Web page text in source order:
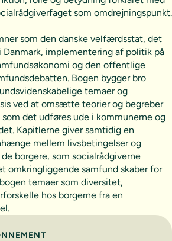
som omdrejningspunkt.
som den danske velfærdsstat, det
Danmark, implementering af politik på
og den offentlige
Bogen bygger bro
temaer og
ved at omsætte teorier og begreber
det udføres ude i kommunerne og
Kapitlerne giver samtidig en
mellem livsbetingelser og
borgere, som socialrådgiverne
omkringliggende samfund skaber for
temaer som diversitet,
hos borgerne fra en